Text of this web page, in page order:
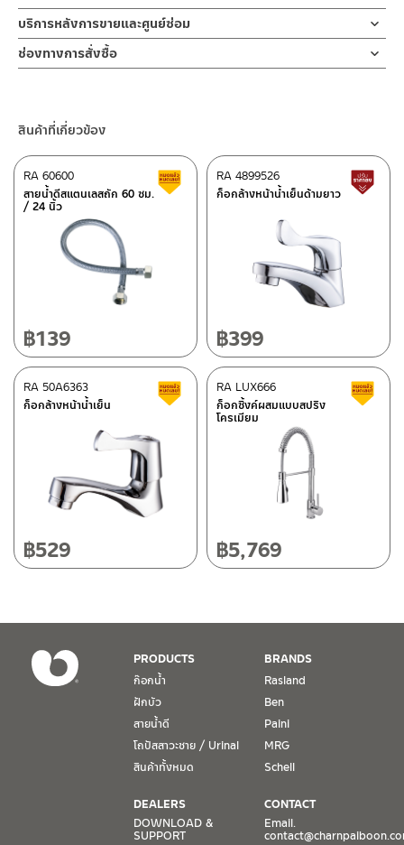
บริการหลังการขายและศูนย์ซ่อม
ช่องทางออนไลน์
– Email: contact@charnpaiboon.com
ศูนย์บริการและอะไหล่ กรุงเทพฯ
662/61-62 ถนน พระราม3 แขวงบางโพงพาง เขตยานนาวา กรุงเทพฯ
โทร: 02-358-0080 / 080-075-8668 / 091-545-0556
ศูนย์บริการและอะไหล่ เชียงใหม่
118/33 โครงการอรสิริน ม.8 ต.สันปูเลย อ.ดอยสะเก็ด เชียงใหม่
วันจันทร์ – วันศุกร์ เวลา 8:30-17:30 น.
วันเสาร์ เวลา 8:30-15:00 น.
1. การรับประกัน จะต้องมีหลักฐานการซื้อ หรือ ใบเสร็จ โดยทางบริษัทฯ
ขอตรวจสอบโดยนับวันซื้อขายเป็นสำคัญ ทางบริษัทฯ ไม่สามารถให้
เงื่อนไขการรับประกันสินค้าได้ หากไม่มีเอกสารดังกล่าว
2. การรับประกันสินค้า จะรับประกันฉพาะสินค้าที่อยู่ในสภาพการใช้งาน
ปกติ หากมีตำหนิ ชำรุด ร้าว ตกพื้น หรือสภาพภายนอกอยู่ในสภาพที่ใช้
3. การรับประกันสินค้า จะรับประกันเฉพาะชิ้นส่วนที่แจ้ง เช่น ก๊อกน้ำ จะ
ช่องทางการสั่งซื้อ
– Shopee
–Lazada
ติดต่อพนักงานขาย / Contact Sales Staff
โทร: 02-285-5795
@charnpaiboon.sales
ติดต่อ ชาญไพบูลย์ / Contact Us คลิกที่นี่
สินค้าที่เกี่ยวข้อง
สายน้ำดีสแตนเลสถัก 60 ซม.
/ 24 นิ้ว
RA 60600 สินค้าลดราคา เคลียร์สต็อก
฿139
ก็อกล้างหน้าน้ำเย็นด้ามยาว
RA 4899526
฿399
ก็อกล้างหน้าน้ำเย็น
RA 50A6363 สินค้าลดราคา เคลียร์สต็อก
฿529
ก็อกซิ้งค์ผสมแบบสปริง
โครเมียม
RA LUX666
฿5,769
PRODUCTS
ก๊อกน้ำ
ฝักบัว
สายน้ำดี
โถปัสสาวะชาย / Urinal
สินค้าทั้งหมด
BRANDS
Rasland
Ben
Paini
MRG
Schell
DEALERS
DOWNLOAD &
SUPPORT
CONTACT
Email.